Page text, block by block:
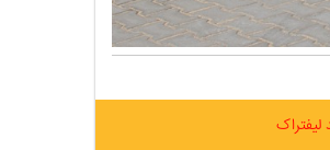
لیفتراک